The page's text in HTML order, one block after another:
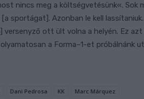
nincs meg a költségvetésünk«. Sok
[a sportágat]. Azonban le kell
versenyző ott ült volna a helyén. Ez
a Forma–1-et próbálnánk
Dani Pedrosa KK Marc Márquez